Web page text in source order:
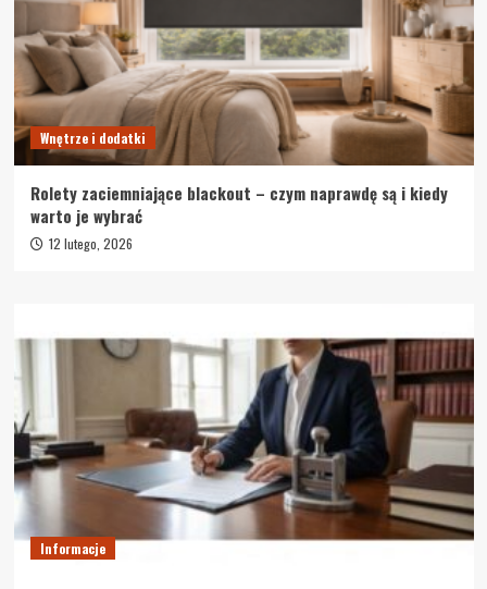
Wnętrze i dodatki
Rolety zaciemniające blackout – czym naprawdę są i kiedy
warto je wybrać
12 lutego, 2026
Informacje